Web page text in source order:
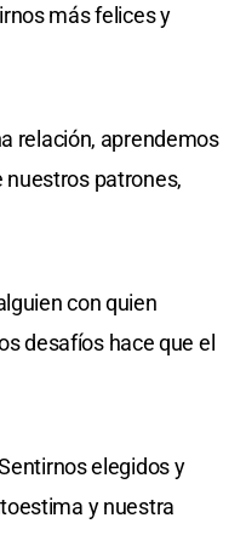
más felices y
relación, aprendemos
nuestros patrones,
con quien
desafíos hace que el
elegidos y
y nuestra